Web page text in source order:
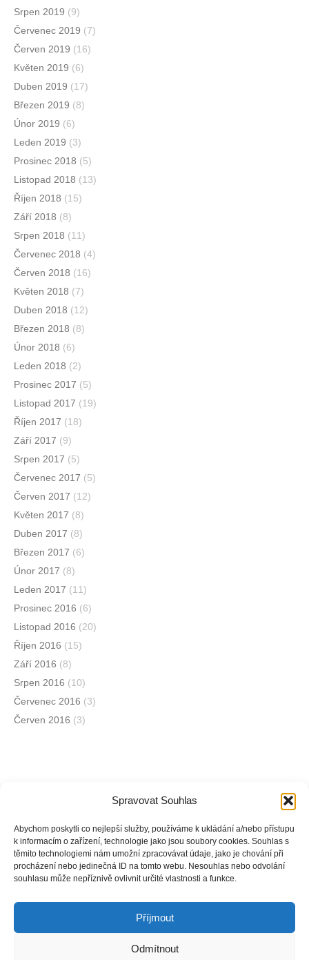
Spravovat Souhlas
Abychom poskytli co nejlepší služby, používáme k ukládání a/nebo přístupu
k informacím o zařízení, technologie jako jsou soubory cookies. Souhlas s
těmito technologiemi nám umožní zpracovávat údaje, jako je chování při
procházení nebo jedinečná ID na tomto webu. Nesouhlas nebo odvolání
souhlasu může nepříznivě ovlivnit určité vlastnosti a funkce.
Příjmout
Odmítnout
Srpen 2019 (9)
Červenec 2019 (7)
Červen 2019 (16)
Květen 2019 (6)
Duben 2019 (17)
Březen 2019 (8)
Únor 2019 (6)
Leden 2019 (3)
Prosinec 2018 (5)
Listopad 2018 (13)
Říjen 2018 (15)
Září 2018 (8)
Srpen 2018 (11)
Červenec 2018 (4)
Červen 2018 (16)
Květen 2018 (7)
Duben 2018 (12)
Březen 2018 (8)
Únor 2018 (6)
Leden 2018 (2)
Prosinec 2017 (5)
Listopad 2017 (19)
Říjen 2017 (18)
Září 2017 (9)
Srpen 2017 (5)
Červenec 2017 (5)
Červen 2017 (12)
Květen 2017 (8)
Duben 2017 (8)
Březen 2017 (6)
Únor 2017 (8)
Leden 2017 (11)
Prosinec 2016 (6)
Listopad 2016 (20)
Říjen 2016 (15)
Září 2016 (8)
Srpen 2016 (10)
Červenec 2016 (3)
Červen 2016 (3)
Jsme na sociálních sítích
Facebook